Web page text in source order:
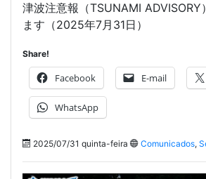
津波注意報（TSUNAMI ADVISORY
ます（2025年7月31日）
Share!
Facebook E-mail
WhatsApp
2025/07/31 quinta-feira Comunicados,